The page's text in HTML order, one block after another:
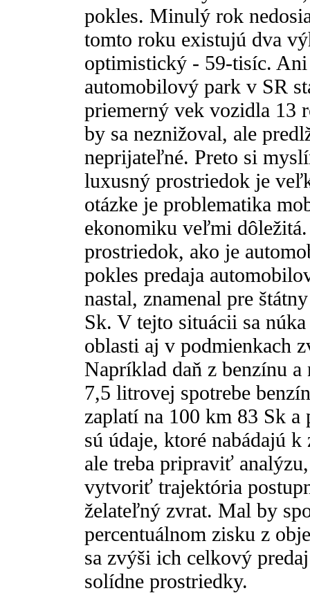
pokles. Minulý rok
tomto roku existujú dva
optimistický - 59-tisíc.
automobilový park v SR
priemerný vek vozidla 13
by sa neznižoval, ale
neprijateľné. Preto si
luxusný prostriedok je
otázke je problematika
ekonomiku veľmi
prostriedok, ako je
pokles predaja
nastal, znamenal pre
Sk. V tejto situácii sa
oblasti aj v podmienkach
Napríklad daň z benzínu
7,5 litrovej spotrebe
zaplatí na 100 km 83 Sk
sú údaje, ktoré nabádajú
ale treba pripraviť
vytvoriť trajektória
želateľný zvrat. Mal by
percentuálnom zisku z
sa zvýši ich celkový
solídne prostriedky.